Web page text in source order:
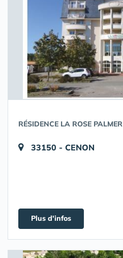
RÉSIDENCE LA ROSE PALMER
33150 - CENON
Plus d'infos